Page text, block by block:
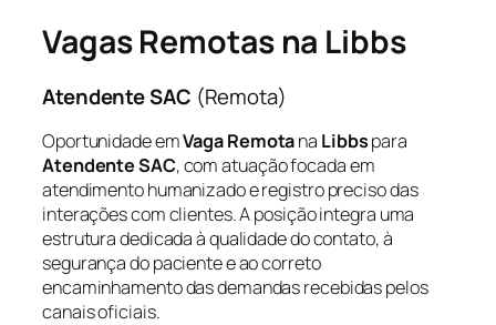
Vagas Remotas na Libbs
Atendente SAC (Remota)
Oportunidade emVaga Remotana Libbspara
Atendente SAC, com atuação focada em
atendimento humanizado e registro preciso das
interações com clientes. A posição integra uma
estrutura dedicada à qualidade do contato, à
segurança do paciente e ao correto
encaminhamento das demandas recebidas pelos
canais oficiais.